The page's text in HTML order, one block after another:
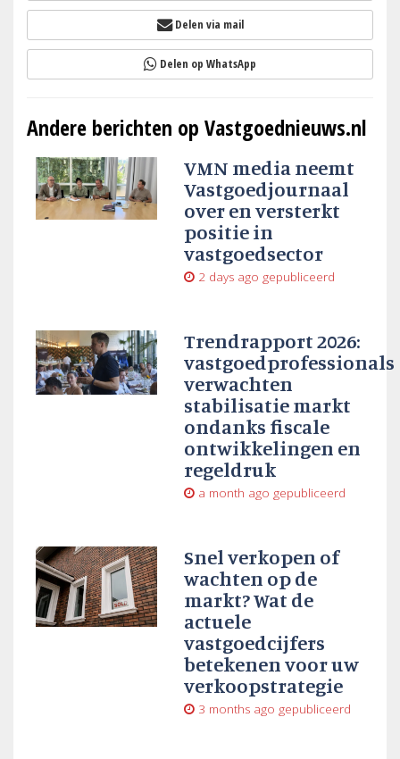
Delen via mail
Delen op WhatsApp
Andere berichten op Vastgoednieuws.nl
VMN media neemt
Vastgoedjournaal
over en versterkt
positie in
vastgoedsector
2 days ago gepubliceerd
Trendrapport 2026:
vastgoedprofessionals
verwachten
stabilisatie markt
ondanks fiscale
ontwikkelingen en
regeldruk
a month ago gepubliceerd
Snel verkopen of
wachten op de
markt? Wat de
actuele
vastgoedcijfers
betekenen voor uw
verkoopstrategie
3 months ago gepubliceerd